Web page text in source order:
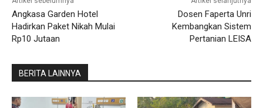
Angkasa Garden Hotel
Hadirkan Paket Nikah Mulai
Rp10 Jutaan
Dosen Faperta Unri
Kembangkan Sistem
Pertanian LEISA
BERITA LAINNYA